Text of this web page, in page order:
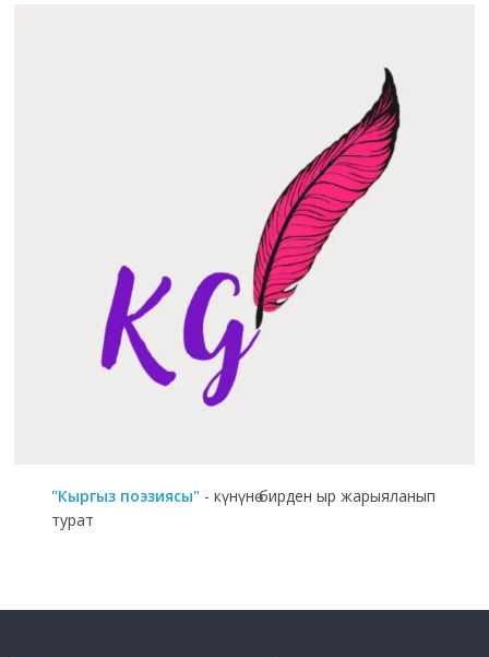
"Кыргыз поэзиясы" - күнүнө бирден ыр жарыяланып
турат